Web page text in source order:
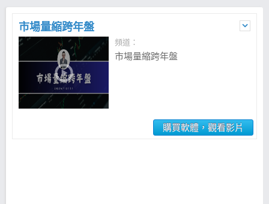
市場量縮跨年盤
頻道：
市場量縮跨年盤
購買軟體，觀看影片